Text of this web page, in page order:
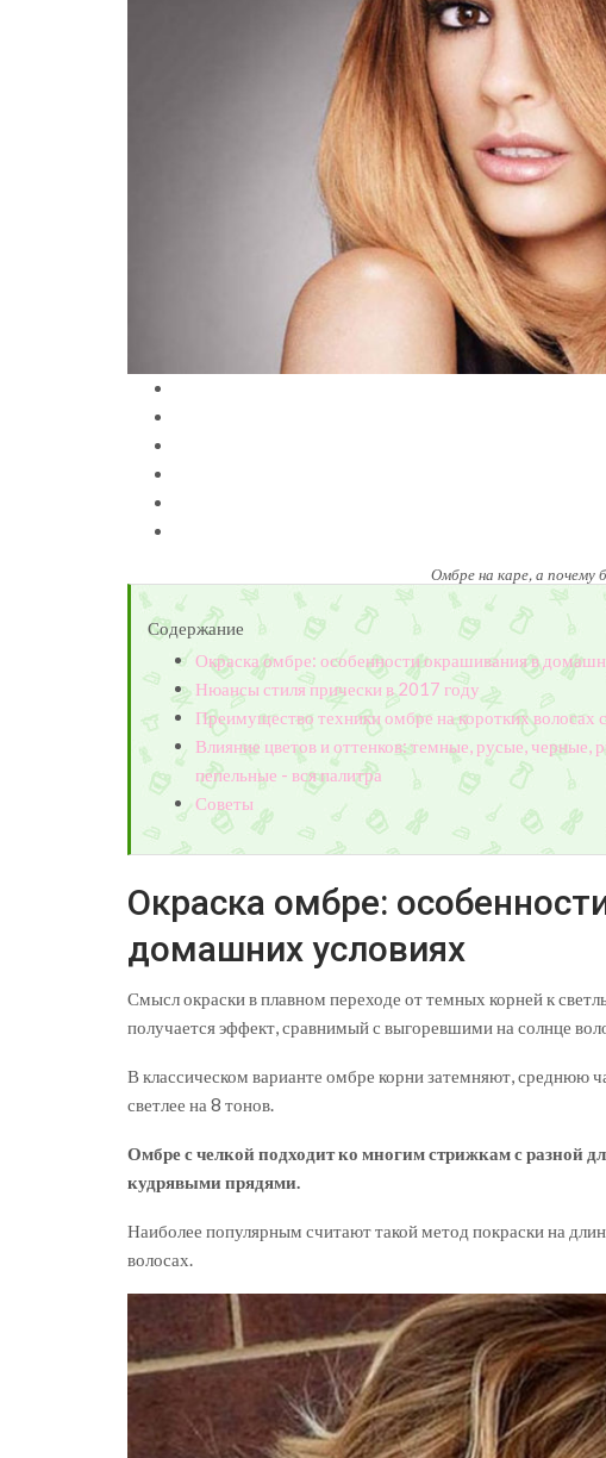
Омбре на каре, а почему
Содержание
Окраска омбре: особенности окрашивания в
Нюансы стиля прически в 2017 году
Преимущество техники омбре на коротких волосах
Влияние цветов и оттенков: темные, русые, черные,
пепельные - вся палитра
Советы
Окраска омбре:
домашних условиях
Смысл окраски в плавном переходе от темных корней к
получается эффект, сравнимый с выгоревшими на солнце
В классическом варианте омбре корни затемняют, среднюю
светлее на 8 тонов.
Омбре с челкой подходит ко многим стрижкам с разной
кудрявыми прядями.
Наиболее популярным считают такой метод покраски на
волосах.